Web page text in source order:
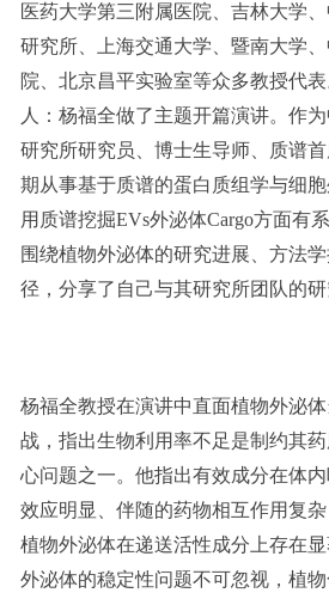
医药大学第三附属医院、吉林大学
研究所、上海交通大学、暨南大学
院、北京昌平实验室等众多教授代
人：杨福全做了主题开篇演讲。作
研究所研究员、博士生导师、质谱
期从事基于质谱的蛋白质组学与细
用质谱挖掘EVs外泌体Cargo方面有
围绕植物外泌体的研究进展、方法
径，分享了自己与其研究所团队的研
杨福全教授在演讲中直面植物外泌
战，指出生物利用率不足是制约其
心问题之一。他指出有效成分在体
效应明显、伴随的药物相互作用复
植物外泌体在递送活性成分上存在
外泌体的稳定性问题不可忽视，植物